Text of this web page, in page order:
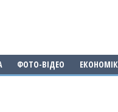
ФОТО-ВІДЕО